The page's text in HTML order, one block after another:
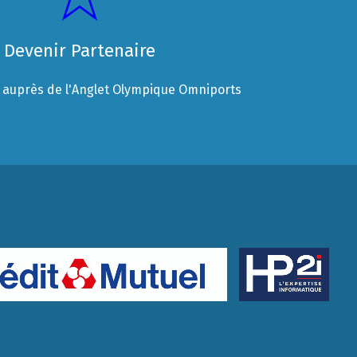
Devenir Partenaire
auprès de l'Anglet Olympique Omniports